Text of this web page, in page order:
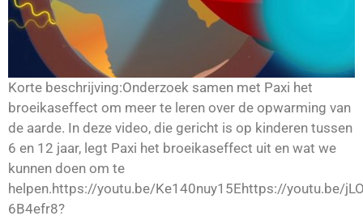
Korte beschrijving:Onderzoek samen met Paxi het
broeikaseffect om meer te leren over de opwarming van
de aarde. In deze video, die gericht is op kinderen tussen
6 en 12 jaar, legt Paxi het broeikaseffect uit en wat we
kunnen doen om te
helpen.https://youtu.be/Ke140nuy15Ehttps://youtu.be/
6B4efr8?